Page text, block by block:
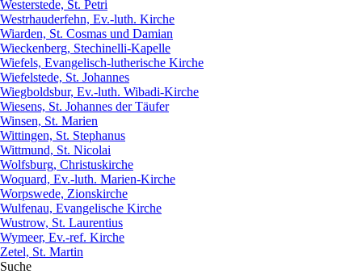
Westerstede, St. Petri
Westrhauderfehn, Ev.-luth. Kirche
Wiarden, St. Cosmas und Damian
Wieckenberg, Stechinelli-Kapelle
Wiefels, Evangelisch-lutherische Kirche
Wiefelstede, St. Johannes
Wiegboldsbur, Ev.-luth. Wibadi-Kirche
Wiesens, St. Johannes der Täufer
Winsen, St. Marien
Wittingen, St. Stephanus
Wittmund, St. Nicolai
Wolfsburg, Christuskirche
Woquard, Ev.-luth. Marien-Kirche
Worpswede, Zionskirche
Wulfenau, Evangelische Kirche
Wustrow, St. Laurentius
Wymeer, Ev.-ref. Kirche
Zetel, St. Martin
Suche